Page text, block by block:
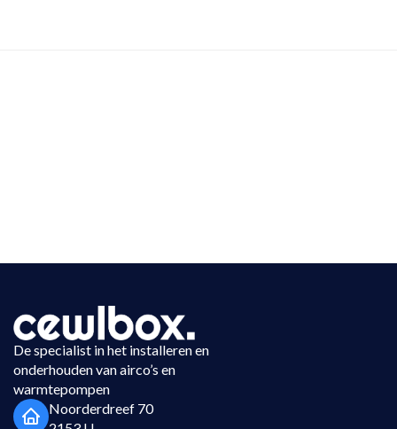
De specialist in het installeren en
onderhouden van airco’s en
warmtepompen
Noorderdreef 70